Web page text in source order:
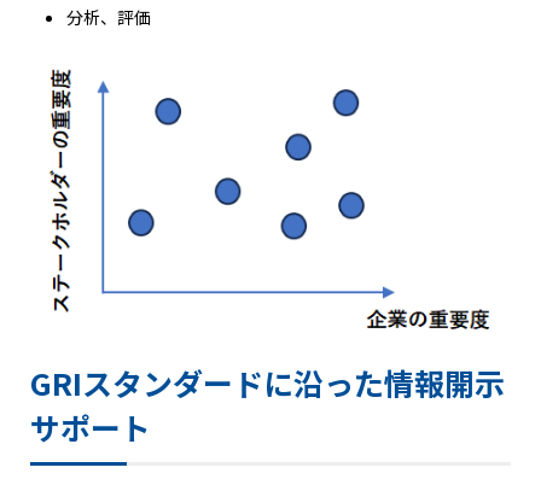
分析、評価
GRIスタンダードに沿った情報開示
サポート